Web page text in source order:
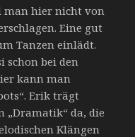
man hier nicht von
Eine gut
Tanzen einlädt.
schon bei den
kann man
Erik trägt
„Dramatik“ da, die
Klängen